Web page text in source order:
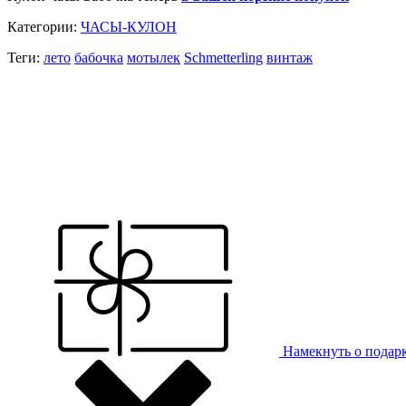
Категории: ЧАСЫ-КУЛОН
Теги: лето бабочка мотылек Schmetterling винтаж
Намекнуть о